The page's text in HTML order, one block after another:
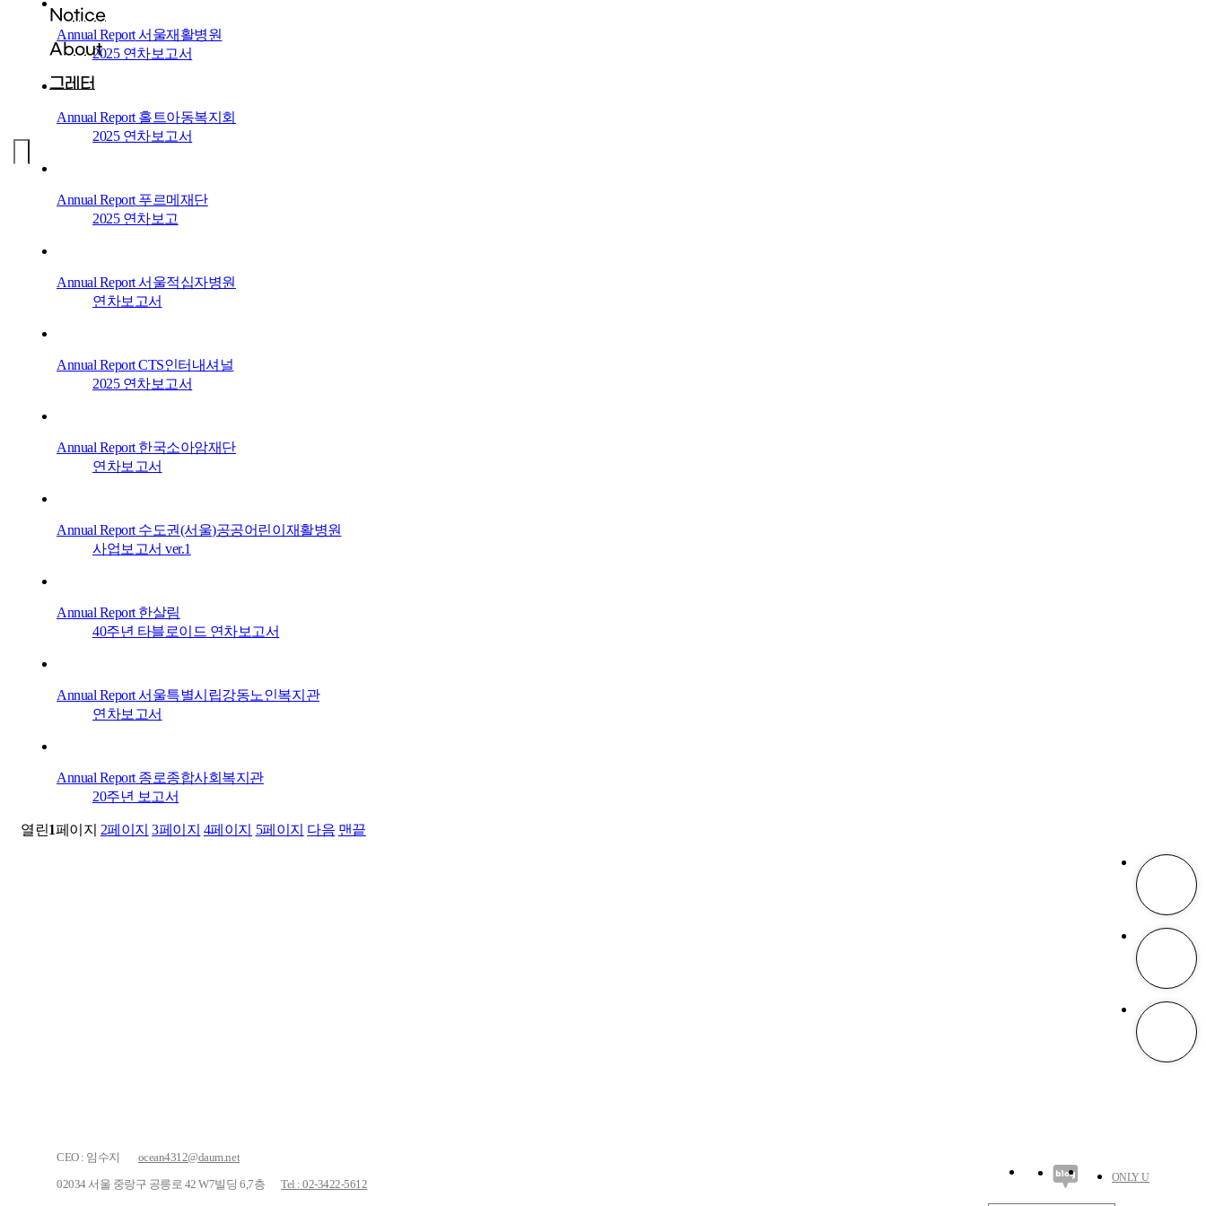
Notice
About
그레터
Annual Report서울재활병원
2025 연차보고서
Annual Report홀트아동복지회
2025 연차보고서
Annual Report푸르메재단
2025 연차보고
Annual Report서울적십자병원
연차보고서
Annual ReportCTS인터내셔널
2025 연차보고서
Annual Report한국소아암재단
연차보고서
Annual Report수도권(서울)공공어린이재활병원
사업보고서 ver.1
Annual Report한살림
40주년 타블로이드 연차보고서
Annual Report서울특별시립강동노인복지관
연차보고서
Annual Report종로종합사회복지관
20주년 보고서
열린1페이지 2페이지 3페이지 4페이지 5페이지 다음 맨끝
CEO : 임수지
ocean4312@daum.net
02034 서울 중랑구 공릉로 42 W7빌딩 6,7층
Tel : 02-3422-5612
ONLY U